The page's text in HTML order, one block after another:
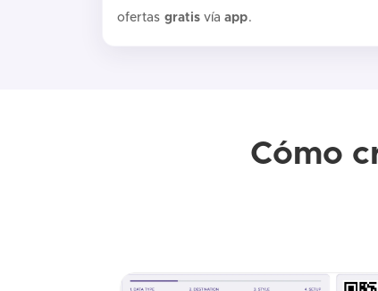
ofertas gratisvíaapp.
Cómo